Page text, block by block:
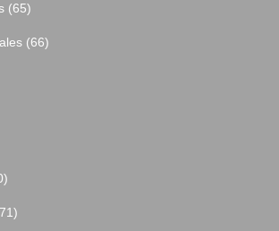
(65)
(66)